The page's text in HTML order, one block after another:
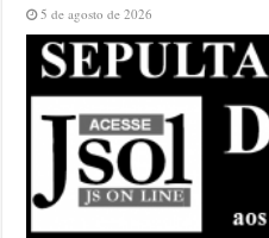
5 de agosto de 2026